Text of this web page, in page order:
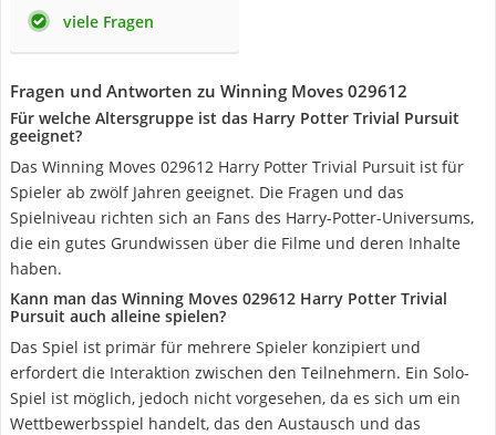
viele Fragen
Fragen und Antworten zu Winning Moves 029612
Für welche Altersgruppe ist das Harry Potter Trivial Pursuit
geeignet?
Das Winning Moves 029612 Harry Potter Trivial Pursuit ist für
Spieler ab zwölf Jahren geeignet. Die Fragen und das
Spielniveau richten sich an Fans des Harry-Potter-Universums,
die ein gutes Grundwissen über die Filme und deren Inhalte
haben.
Kann man das Winning Moves 029612 Harry Potter Trivial
Pursuit auch alleine spielen?
Das Spiel ist primär für mehrere Spieler konzipiert und
erfordert die Interaktion zwischen den Teilnehmern. Ein Solo-
Spiel ist möglich, jedoch nicht vorgesehen, da es sich um ein
Wettbewerbsspiel handelt, das den Austausch und das